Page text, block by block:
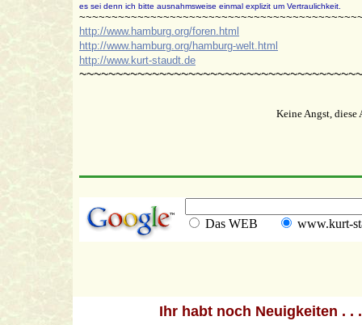
es sei denn ich bitte ausnahmsweise einmal explizit um Vertraulichkeit.
http://www.hamburg.org/foren.html
http://www.hamburg.org/hamburg-welt.html
http://www.kurt-staudt.de
Keine Angst,
Das WEB www.kurt-
Ihr habt noch Neuigkeiten .